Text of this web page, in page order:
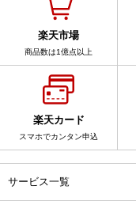
楽天市場
商品数は1億点以上
楽天カード
スマホでカンタン申込
サービス一覧